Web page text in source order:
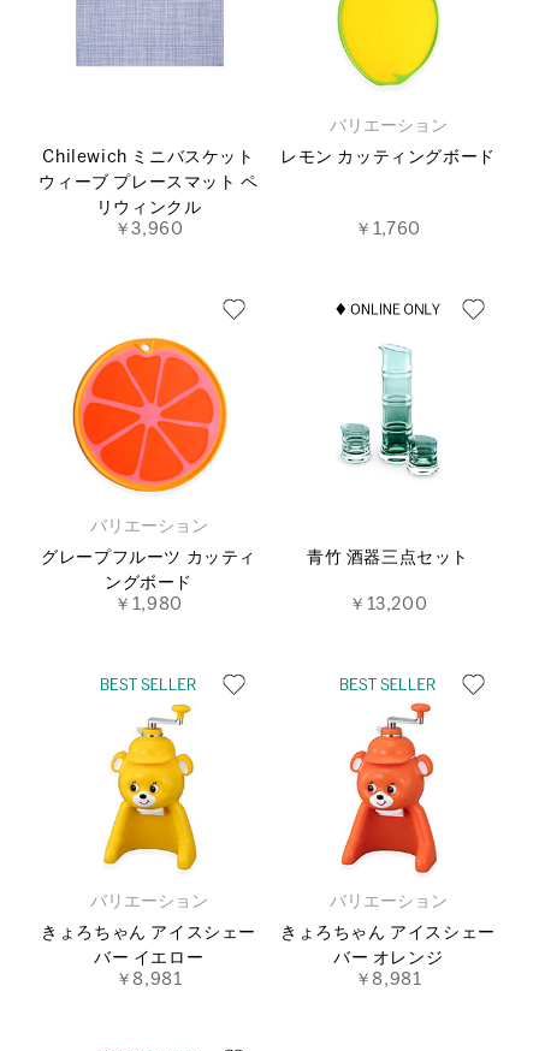
Chilewich ミニバスケット
ウィーブ プレースマット ペ
リウィンクル
￥3,960
バリエーション
レモン カッティングボード
￥1,760
バリエーション
グレープフルーツ カッティ
ングボード
￥1,980
青竹 酒器三点セット
￥13,200
バリエーション
きょろちゃん アイスシェー
バー イエロー
￥8,981
バリエーション
きょろちゃん アイスシェー
バー オレンジ
￥8,981